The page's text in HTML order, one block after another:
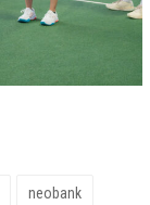
neobank